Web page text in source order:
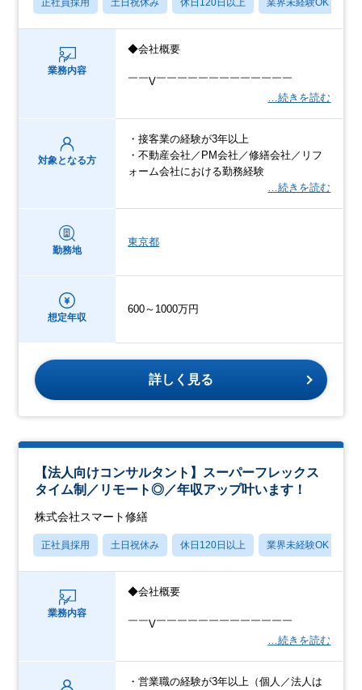
正社員採用 土日祝休み 休日120日以上 業界未経験OK
業務内容
◆会社概要
￣￣V￣￣￣￣￣￣￣￣￣￣￣￣￣
…続きを読む
対象となる方
・接客業の経験が3年以上
・不動産会社／PM会社／修繕会社／リフ
ォーム会社における勤務経験
…続きを読む
勤務地
東京都
想定年収
600～1000万円
詳しく見る
【法人向けコンサルタント】スーパーフレックス
タイム制／リモート◎／年収アップ叶います！
株式会社スマート修繕
正社員採用 土日祝休み 休日120日以上 業界未経験OK
業務内容
◆会社概要
￣￣V￣￣￣￣￣￣￣￣￣￣￣￣￣
…続きを読む
・営業職の経験が3年以上（個人／法人は